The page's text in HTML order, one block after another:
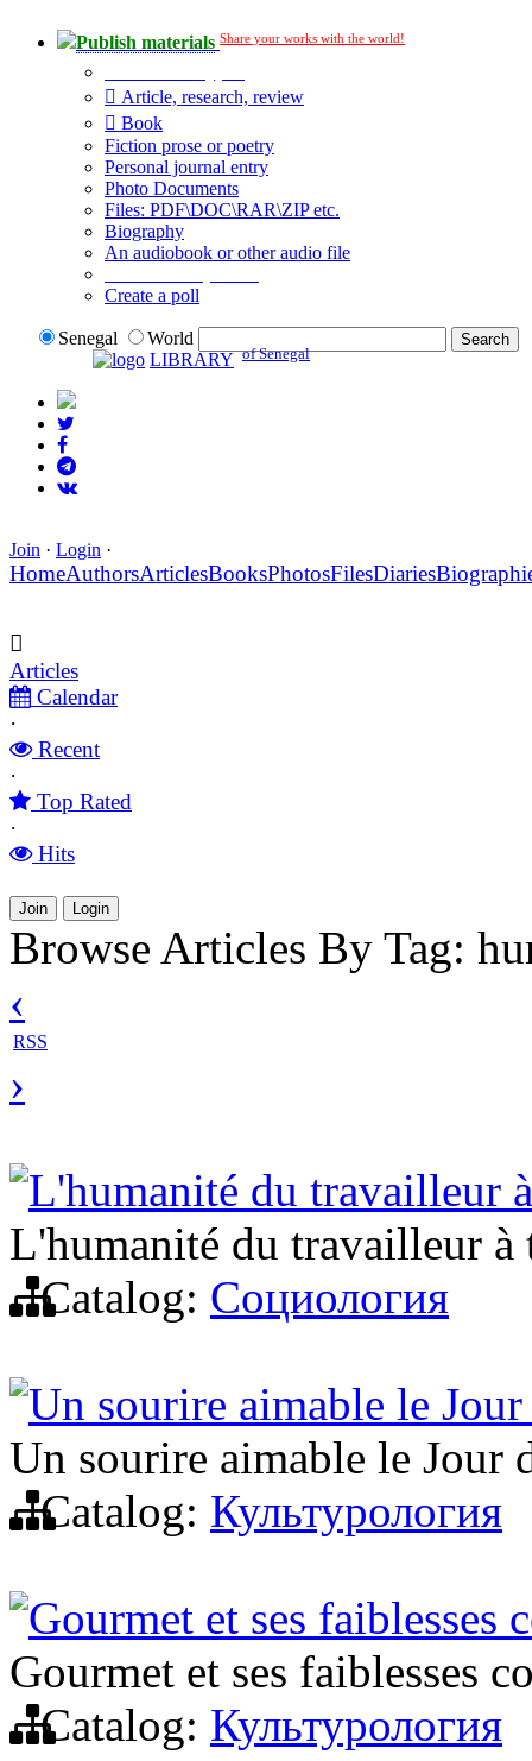
Publish materials Share your works with the world!
Article, research, review
Book
Fiction prose or poetry
Personal journal entry
Photo Documents
Files: PDF\DOC\RAR\ZIP etc.
Biography
An audiobook or other audio file
Create a poll
Senegal
World
LIBRARY of Senegal
Join · Login ·
HomeAuthorsArticlesBooksPhotosFilesDiaries
Articles
Calendar
·
Recent
·
Top Rated
·
Hits
Join Login
Browse Articles By Tag:
‹
RSS
›
L'humanité du travailleur
L'humanité du travailleur à
Catalog: Социология
Un sourire aimable le
Un sourire aimable le Jour
Catalog: Культурология
Gourmet et ses faiblesses
Gourmet et ses faiblesses
Catalog: Культурология